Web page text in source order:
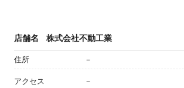
店舗名 株式会社不動工業
住所 －
アクセス －